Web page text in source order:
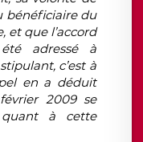
bénéficiaire du
et que l’accord
adressé à
c’est à
en a déduit
2009 se
quant à cette